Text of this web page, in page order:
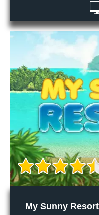
My Sunny Resort